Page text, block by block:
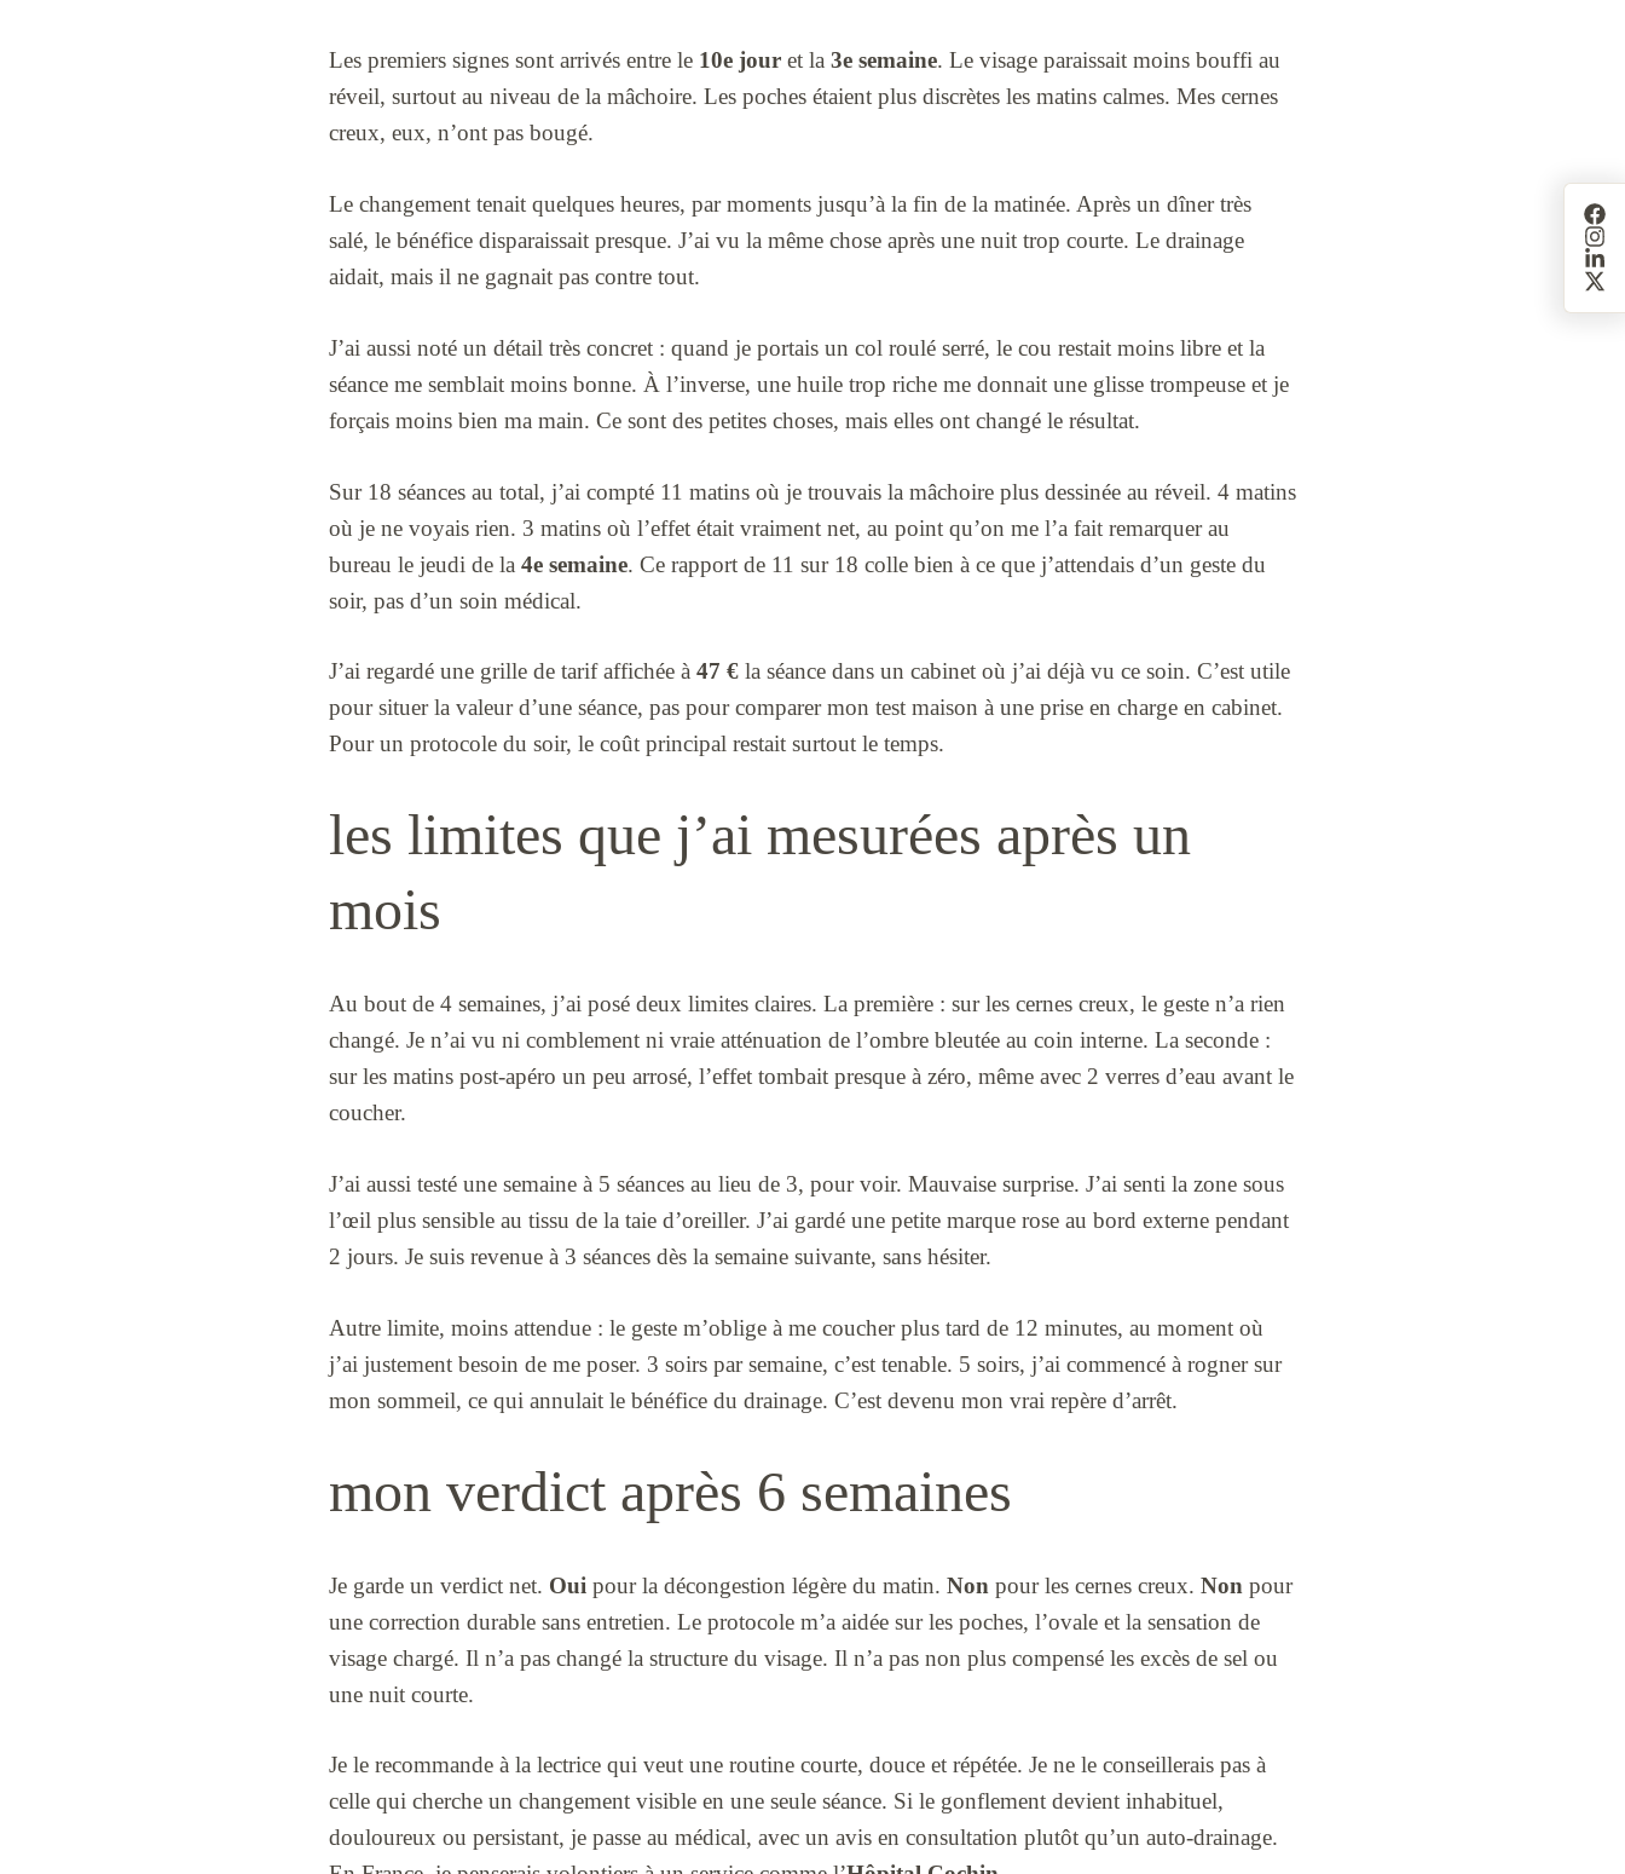
Les premiers signes sont arrivés entre le 10e jour et la 3e semaine. Le visage paraissait moins bouffi au
réveil, surtout au niveau de la mâchoire. Les poches étaient plus discrètes les matins calmes. Mes cernes
creux, eux, n’ont pas bougé.
Le changement tenait quelques heures, par moments jusqu’à la fin de la matinée. Après un dîner très
salé, le bénéfice disparaissait presque. J’ai vu la même chose après une nuit trop courte. Le drainage
aidait, mais il ne gagnait pas contre tout.
J’ai aussi noté un détail très concret : quand je portais un col roulé serré, le cou restait moins libre et la
séance me semblait moins bonne. À l’inverse, une huile trop riche me donnait une glisse trompeuse et je
forçais moins bien ma main. Ce sont des petites choses, mais elles ont changé le résultat.
Sur 18 séances au total, j’ai compté 11 matins où je trouvais la mâchoire plus dessinée au réveil. 4 matins
où je ne voyais rien. 3 matins où l’effet était vraiment net, au point qu’on me l’a fait remarquer au
bureau le jeudi de la 4e semaine. Ce rapport de 11 sur 18 colle bien à ce que j’attendais d’un geste du
soir, pas d’un soin médical.
J’ai regardé une grille de tarif affichée à 47 € la séance dans un cabinet où j’ai déjà vu ce soin. C’est utile
pour situer la valeur d’une séance, pas pour comparer mon test maison à une prise en charge en cabinet.
Pour un protocole du soir, le coût principal restait surtout le temps.
les limites que j’ai mesurées après un
mois
Au bout de 4 semaines, j’ai posé deux limites claires. La première : sur les cernes creux, le geste n’a rien
changé. Je n’ai vu ni comblement ni vraie atténuation de l’ombre bleutée au coin interne. La seconde :
sur les matins post-apéro un peu arrosé, l’effet tombait presque à zéro, même avec 2 verres d’eau avant le
coucher.
J’ai aussi testé une semaine à 5 séances au lieu de 3, pour voir. Mauvaise surprise. J’ai senti la zone sous
l’œil plus sensible au tissu de la taie d’oreiller. J’ai gardé une petite marque rose au bord externe pendant
2 jours. Je suis revenue à 3 séances dès la semaine suivante, sans hésiter.
Autre limite, moins attendue : le geste m’oblige à me coucher plus tard de 12 minutes, au moment où
j’ai justement besoin de me poser. 3 soirs par semaine, c’est tenable. 5 soirs, j’ai commencé à rogner sur
mon sommeil, ce qui annulait le bénéfice du drainage. C’est devenu mon vrai repère d’arrêt.
mon verdict après 6 semaines
Je garde un verdict net. Oui pour la décongestion légère du matin. Non pour les cernes creux. Non pour
une correction durable sans entretien. Le protocole m’a aidée sur les poches, l’ovale et la sensation de
visage chargé. Il n’a pas changé la structure du visage. Il n’a pas non plus compensé les excès de sel ou
une nuit courte.
Je le recommande à la lectrice qui veut une routine courte, douce et répétée. Je ne le conseillerais pas à
celle qui cherche un changement visible en une seule séance. Si le gonflement devient inhabituel,
douloureux ou persistant, je passe au médical, avec un avis en consultation plutôt qu’un auto-drainage.